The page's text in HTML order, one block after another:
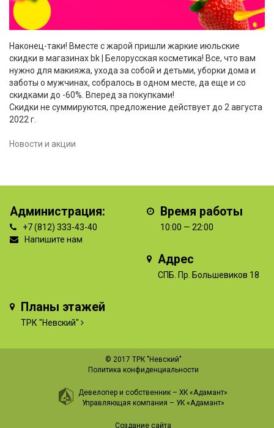
Наконец-таки! Вместе с жарой пришли жаркие июльские
скидки в магазинах bk | Белорусская косметика! Все, что вам
нужно для макияжа, ухода за собой и детьми, уборки дома и
заботы о мужчинах, собралось в одном месте, да еще и со
скидками до -60%. Вперед за покупками!
Скидки не суммируются, предложение действует до 2 августа
2022 г.
Новости и акции
Администрация:
+7 (812) 333-43-40
Напишите нам
Время работы
10:00 — 22:00
Адрес
СПБ. Пр. Большевиков 18
Планы этажей
ТРК "Невский"
© 2017 ТРК "Невский"
Политика конфиденциальности
Девелопер и собственник – ХК «Адамант»
Управляющая компания – УК «Адамант»
Создание сайта